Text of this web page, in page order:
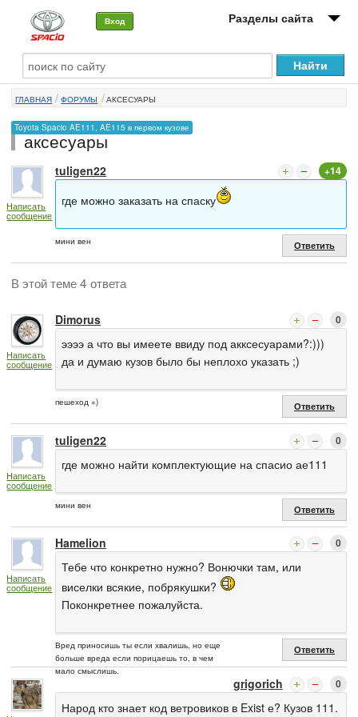
Вход Разделы сайта
О машине
Автоклуб
Форумы
Сервисы и услуги
Новости
ГЛАВНАЯ ФОРУМЫ АКСЕСУАРЫ
Toyota Spacio AE111, AE115 в первом кузове
аксесуары
Написать
сообщение
tuligen22 +14
где можно заказать на спаску
мини вен Ответить
В этой теме 4 ответа
Написать
сообщение
Dimorus 0
ээээ а что вы имеете ввиду под акксесуарами?:)))
да и думаю кузов было бы неплохо указать ;)
пешеход =) Ответить
Написать
сообщение
tuligen22 0
где можно найти комплектующие на спасио ае111
мини вен Ответить
Написать
сообщение
Hamelion 0
Тебе что конкретно нужно? Вонючки там, или
виселки всякие, побрякушки?
Поконкретнее пожалуйста.
Вред приносишь ты если хвалишь, но еще
больше вреда если порицаешь то, в чем
мало смыслишь.
Ответить
grigorich 0
Народ кто знает код ветровиков в Exist е? Кузов 111.